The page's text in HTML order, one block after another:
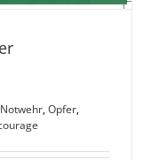
Notwehr,Opfer,